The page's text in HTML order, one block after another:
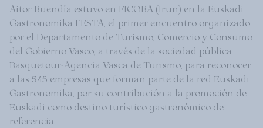
Aitor Buendía estuvo en FICOBA (Irun) en la Euskadi
Gastronomika FESTA, el primer encuentro organizado
por el Departamento de Turismo, Comercio y Consumo
del Gobierno Vasco, a través de la sociedad pública
Basquetour-Agencia Vasca de Turismo, para reconocer
a las 545 empresas que forman parte de la red Euskadi
Gastronomika, por su contribución a la promoción de
Euskadi como destino turístico gastronómico de
referencia.